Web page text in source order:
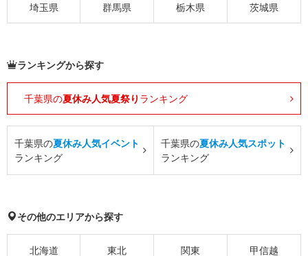
埼玉県 群馬県 栃木県 茨城県
ランキングから探す
千葉県の夏休み人気夏祭り ランキング
千葉県の夏休み人気イベント
ランキング
千葉県の夏休み人気スポット
ランキング
その他のエリアから探す
北海道 東北 関東 甲信越